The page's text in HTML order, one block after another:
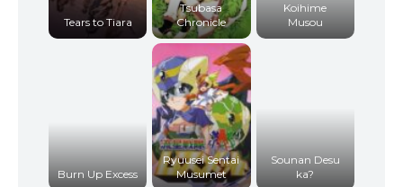
Tears to Tiara
Tsubasa
Chronicle
Koihime
Musou
Burn Up Excess
Ryuusei Sentai
Musumet
Sounan Desu
ka?